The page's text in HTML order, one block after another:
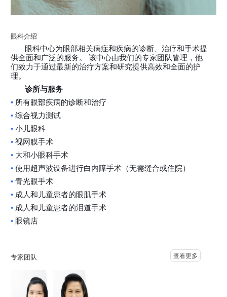
眼科介绍
眼科中心为眼部相关病症和疾病的诊断、治疗和手术提
供全面和广泛的服务。
该中心由我们的专家团队管理，他
们致力于通过最新的治疗方案和研究提供高效和全面的护
理。
诊所与服务
• 所有眼部疾病的诊断和治疗
• 综合视力测试
• 小儿眼科
• 视网膜手术
• 大和小眼科手术
• 使用超声波设备进行白内障手术（无需缝合或住院）
• 青光眼手术
• 成人和儿童患者的眼肌手术
• 成人和儿童患者的泪道手术
• 眼镜店
专家团队 查看更多